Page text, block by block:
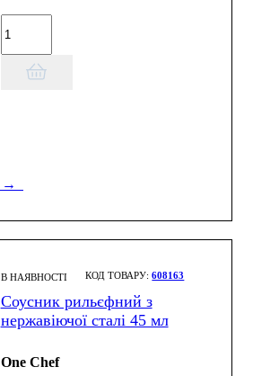
→
В НАЯВНОСТІ 608163
Соусник рильєфний з
нержавіючої сталі 45 мл
One Chef